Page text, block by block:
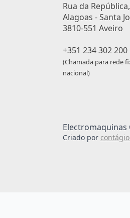
Rua da
Alagoas - Santa
3810-551 Aveiro
+351 234 302 200
(Chamada para rede
nacional)
Electromaquinas
Criado por